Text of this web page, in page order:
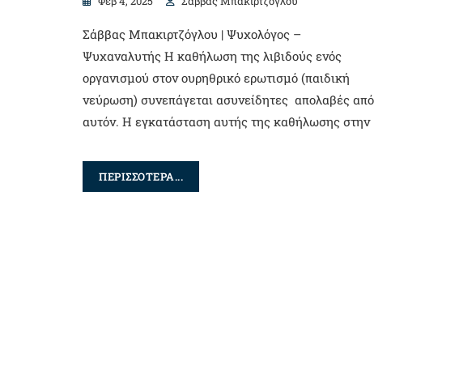
Σάββας Μπακιρτζόγλου | Ψυχολόγος –
Ψυχαναλυτής Η καθήλωση της λιβιδούς ενός
οργανισμού στον ουρηθρικό ερωτισμό (παιδική
νεύρωση) συνεπάγεται ασυνείδητες απολαβές από
αυτόν. Η εγκατάσταση αυτής της καθήλωσης στην
ΠΕΡΙΣΣΟΤΕΡΑ...